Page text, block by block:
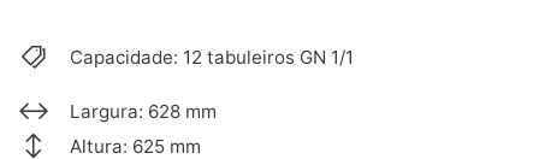
Capacidade: 12 tabuleiros GN 1/1
Largura: 628 mm
Altura: 625 mm